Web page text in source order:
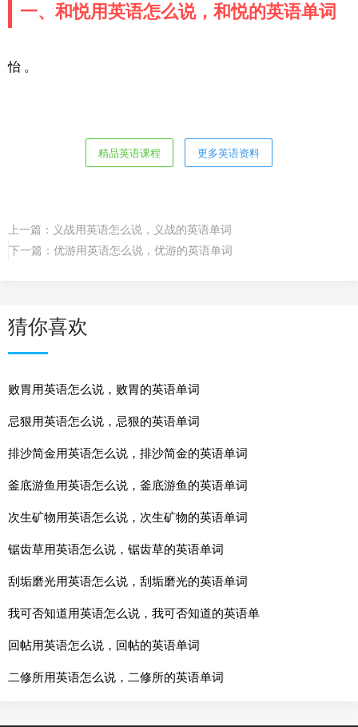
一、和悦用英语怎么说，和悦的英语单词
怡 。
精品英语课程 更多英语资料
上一篇： 义战用英语怎么说，义战的英语单词
下一篇： 优游用英语怎么说，优游的英语单词
猜你喜欢
败胃用英语怎么说，败胃的英语单词
忌狠用英语怎么说，忌狠的英语单词
排沙简金用英语怎么说，排沙简金的英语单词
釜底游鱼用英语怎么说，釜底游鱼的英语单词
次生矿物用英语怎么说，次生矿物的英语单词
锯齿草用英语怎么说，锯齿草的英语单词
刮垢磨光用英语怎么说，刮垢磨光的英语单词
我可否知道用英语怎么说，我可否知道的英语单
回帖用英语怎么说，回帖的英语单词
二修所用英语怎么说，二修所的英语单词